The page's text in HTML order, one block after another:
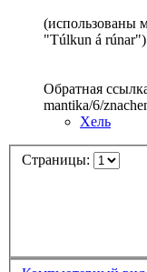
(использованы
"Тúlkun á rúnar")
Обратная
mantika/6/
Хель
Страницы: